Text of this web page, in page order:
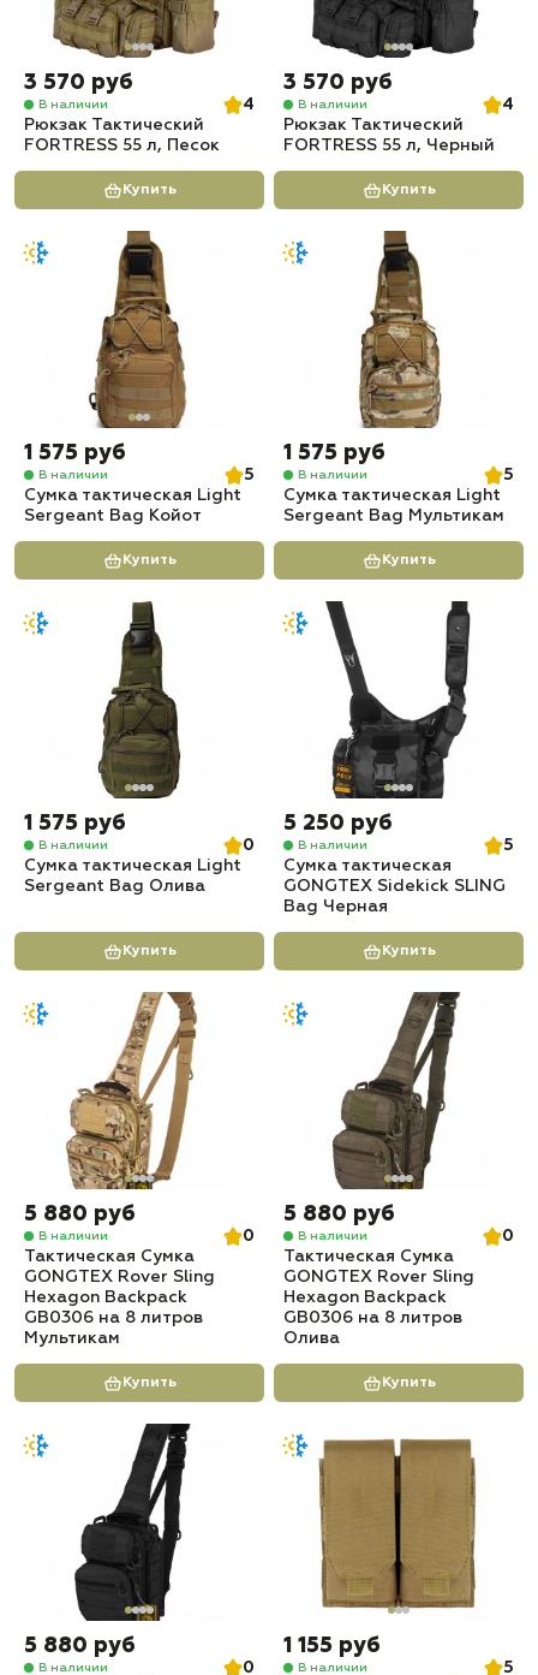
3 570 руб
В наличии
4
Рюкзак Тактический
FORTRESS 55 л, Песок
Купить
3 570 руб
В наличии
4
Рюкзак Тактический
FORTRESS 55 л, Черный
Купить
1 575 руб
В наличии
5
Сумка тактическая Light
Sergeant Bag Койот
Купить
1 575 руб
В наличии
5
Сумка тактическая Light
Sergeant Bag Мультикам
Купить
1 575 руб
В наличии
0
Сумка тактическая Light
Sergeant Bag Олива
Купить
5 250 руб
В наличии
5
Сумка тактическая
GONGTEX Sidekick SLING
Bag Черная
Купить
5 880 руб
В наличии
0
Тактическая Сумка
GONGTEX Rover Sling
Hexagon Backpack
GB0306 на 8 литров
Мультикам
Купить
5 880 руб
В наличии
0
Тактическая Сумка
GONGTEX Rover Sling
Hexagon Backpack
GB0306 на 8 литров
Олива
Купить
5 880 руб
В наличии
0
1 155 руб
В наличии
5